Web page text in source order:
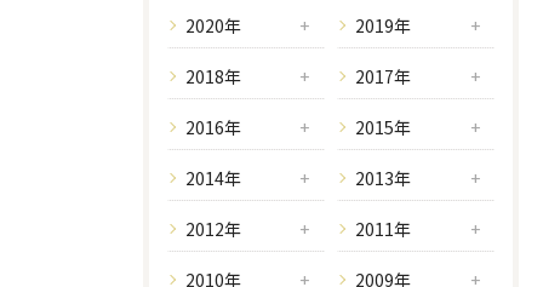
2020年 2019年
2018年 2017年
2016年 2015年
2014年 2013年
2012年 2011年
2010年 2009年